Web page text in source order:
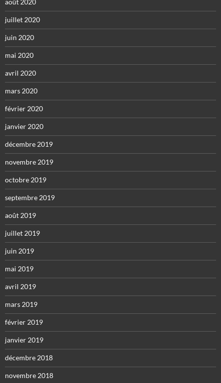
juillet 2020
juin 2020
mai 2020
avril 2020
mars 2020
février 2020
janvier 2020
décembre 2019
novembre 2019
octobre 2019
septembre 2019
août 2019
juillet 2019
juin 2019
mai 2019
avril 2019
mars 2019
février 2019
janvier 2019
décembre 2018
novembre 2018